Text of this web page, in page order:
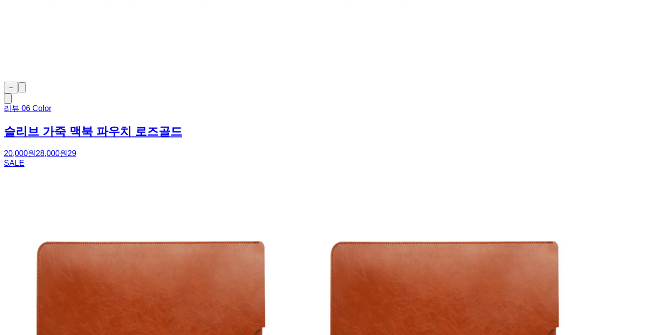
＋
리뷰 06 Color
슬리브 가죽 맥북 파우치 로즈골드
20,000원28,000원29
SALE